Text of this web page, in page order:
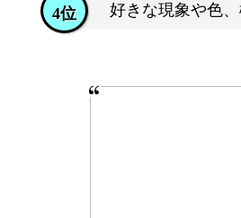
好きな現象や色
4位